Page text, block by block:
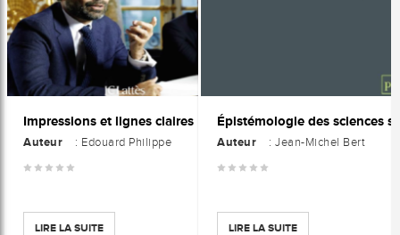
Impressions et lignes claires
Auteur : Edouard Philippe
LIRE LA SUITE
Auteur : Jean-Michel Bert
LIRE LA SUITE